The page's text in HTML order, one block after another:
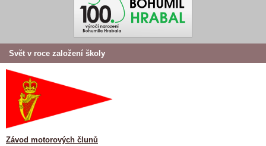
Svět v roce založení školy
Závod motorových člunů